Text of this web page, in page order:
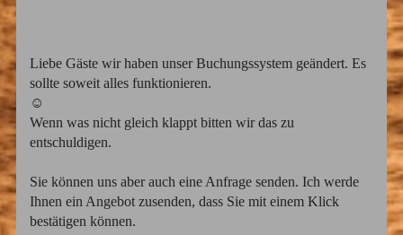
Liebe Gäste wir haben unser Buchungssystem geändert. Es
sollte soweit alles funktionieren.
☺️
Wenn was nicht gleich klappt bitten wir das zu
entschuldigen.
Sie können uns aber auch eine Anfrage senden. Ich werde
Ihnen ein Angebot zusenden, dass Sie mit einem Klick
bestätigen können.